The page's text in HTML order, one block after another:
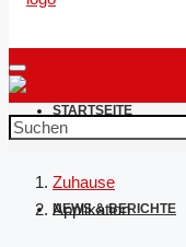
STARTSEITE
NEWS & BERICHTE
Zuhause
Applikation